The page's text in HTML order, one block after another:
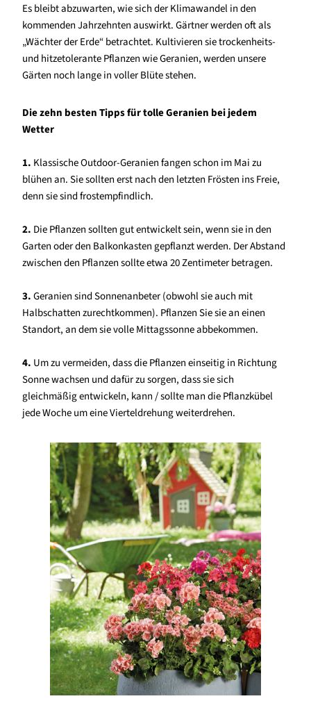
Es bleibt abzuwarten, wie sich der Klimawandel in den
kommenden Jahrzehnten auswirkt. Gärtner werden oft als
„Wächter der Erde“ betrachtet. Kultivieren sie trockenheits-
und hitzetolerante Pflanzen wie Geranien, werden unsere
Gärten noch lange in voller Blüte stehen.
Die zehn besten Tipps für tolle Geranien bei jedem
Wetter
1. Klassische Outdoor-Geranien fangen schon im Mai zu
blühen an. Sie sollten erst nach den letzten Frösten ins Freie,
denn sie sind frostempfindlich.
2. Die Pflanzen sollten gut entwickelt sein, wenn sie in den
Garten oder den Balkonkasten gepflanzt werden. Der Abstand
zwischen den Pflanzen sollte etwa 20 Zentimeter betragen.
3.Geranien sind Sonnenanbeter (obwohl sie auch mit
Halbschatten zurechtkommen). Pflanzen Sie sie an einen
Standort, an dem sie volle Mittagssonne abbekommen.
4. Um zu vermeiden, dass die Pflanzen einseitig in Richtung
Sonne wachsen und dafür zu sorgen, dass sie sich
gleichmäßig entwickeln, kann / sollte man die Pflanzkübel
jede Woche um eine Vierteldrehung weiterdrehen.